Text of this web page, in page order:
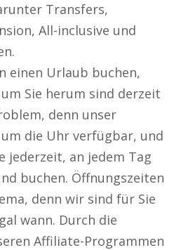
Transfers,
All-inclusive und
einen Urlaub buchen,
Sie herum sind derzeit
denn unser
die Uhr verfügbar, und
jederzeit, an jedem Tag
buchen. Öffnungszeiten
denn wir sind für Sie
wann. Durch die
Affiliate-Programmen